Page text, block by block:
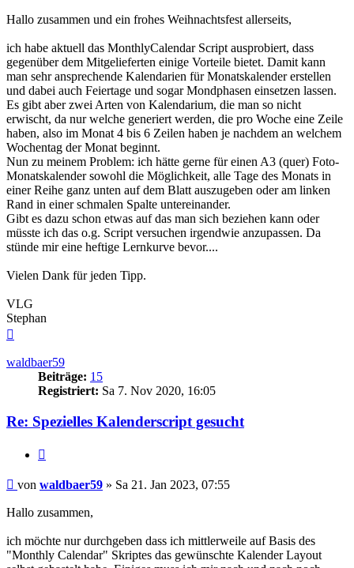
Hallo zusammen und ein frohes Weihnachtsfest allerseits,
ich habe aktuell das MonthlyCalendar Script ausprobiert, dass
gegenüber dem Mitgelieferten einige Vorteile bietet. Damit kann
man sehr ansprechende Kalendarien für Monatskalender erstellen
und dabei auch Feiertage und sogar Mondphasen einsetzen lassen.
Es gibt aber zwei Arten von Kalendarium, die man so nicht
erwischt, da nur welche generiert werden, die pro Woche eine Zeile
haben, also im Monat 4 bis 6 Zeilen haben je nachdem an welchem
Wochentag der Monat beginnt.
Nun zu meinem Problem: ich hätte gerne für einen A3 (quer) Foto-
Monatskalender sowohl die Möglichkeit, alle Tage des Monats in
einer Reihe ganz unten auf dem Blatt auszugeben oder am linken
Rand in einer schmalen Spalte untereinander.
Gibt es dazu schon etwas auf das man sich beziehen kann oder
müsste ich das o.g. Script versuchen irgendwie anzupassen. Da
stünde mir eine heftige Lernkurve bevor....
Vielen Dank für jeden Tipp.
VLG
Stephan
waldbaer59
Beiträge: 15
Registriert: Sa 7. Nov 2020, 16:05
Re: Spezielles Kalenderscript gesucht
Beitrag
von waldbaer59 » Sa 21. Jan 2023, 07:55
Hallo zusammen,
ich möchte nur durchgeben dass ich mittlerweile auf Basis des
"Monthly Calendar" Skriptes das gewünschte Kalender Layout